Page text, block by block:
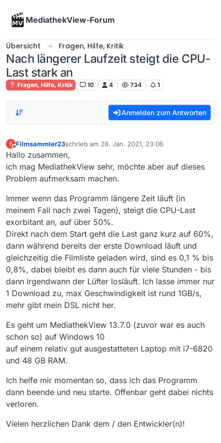
MediathekView-Forum
Übersicht Fragen, Hilfe, Kritik
Nach längerer Laufzeit steigt die CPU-
Last stark an
Fragen, Hilfe, Kritik 10 4 734 1
Anmelden zum Antworten
F
Offline
Filmsammler23schrieb am 28. Jan. 2021, 23:06
zuletzt editiert von
Hallo zusammen,
ich mag MediathekView sehr, möchte aber auf dieses
Problem aufmerksam machen.
Immer wenn das Programm längere Zeit läuft (in
meinem Fall nach zwei Tagen), steigt die CPU-Last
exorbitant an, auf über 50%.
Direkt nach dem Start geht die Last ganz kurz auf 60%,
dann während bereits der erste Download läuft und
gleichzeitig die Filmliste geladen wird, sind es 0,1 % bis
0,8%, dabei bleibt es dann auch für viele Stunden - bis
dann irgendwann der Lüfter losläuft. Ich lasse immer nur
1 Download zu, max Geschwindigkeit ist rund 1GB/s,
mehr gibt mein DSL nicht her.
Es geht um MediathekView 13.7.0 (zuvor war es auch
schon so) auf Windows 10
auf einem relativ gut ausgestatteten Laptop mit i7-6820
und 48 GB RAM.
Ich helfe mir momentan so, dass ich das Programm
dann beende und neu starte. Offenbar geht dabei nichts
verloren.
Vielen herzlichen Dank dem / den Entwickler(n)!